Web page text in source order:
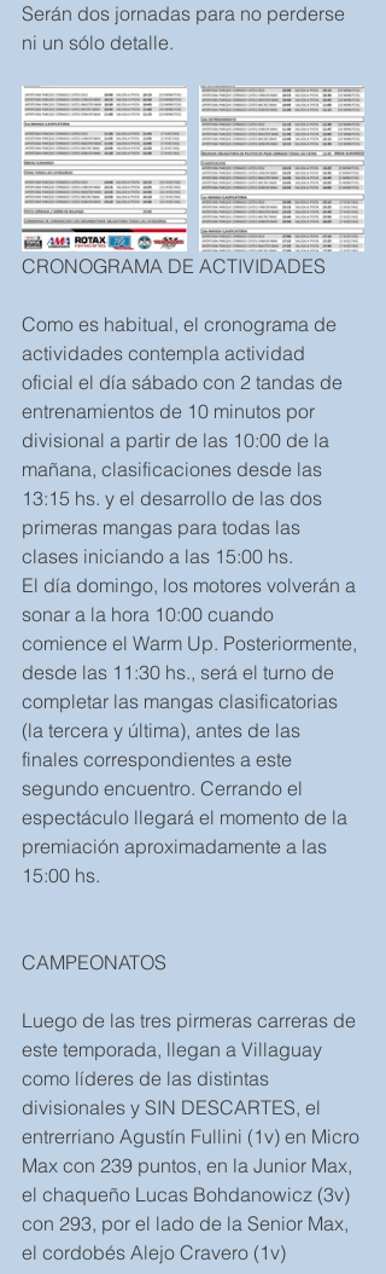
Serán dos jornadas para no perderse
ni un sólo detalle.
CRONOGRAMA DE ACTIVIDADES
Como es habitual, el cronograma de
actividades contempla actividad
oficial el día sábado con 2 tandas de
entrenamientos de 10 minutos por
divisional a partir de las 10:00 de la
mañana, clasificaciones desde las
13:15 hs. y el desarrollo de las dos
primeras mangas para todas las
clases iniciando a las 15:00 hs.
El día domingo, los motores volverán a
sonar a la hora 10:00 cuando
comience el Warm Up. Posteriormente,
desde las 11:30 hs., será el turno de
completar las mangas clasificatorias
(la tercera y última), antes de las
finales correspondientes a este
segundo encuentro. Cerrando el
espectáculo llegará el momento de la
premiación aproximadamente a las
15:00 hs.
CAMPEONATOS
Luego de las tres pirmeras carreras de
este temporada, llegan a Villaguay
como líderes de las distintas
divisionales y SIN DESCARTES, el
entrerriano Agustín Fullini (1v) en Micro
Max con 239 puntos, en la Junior Max,
el chaqueño Lucas Bohdanowicz (3v)
con 293, por el lado de la Senior Max,
el cordobés Alejo Cravero (1v)